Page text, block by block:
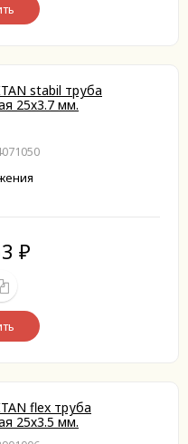
stabil труба
25х3.7 мм.
₽
flex труба
25х3.5 мм.